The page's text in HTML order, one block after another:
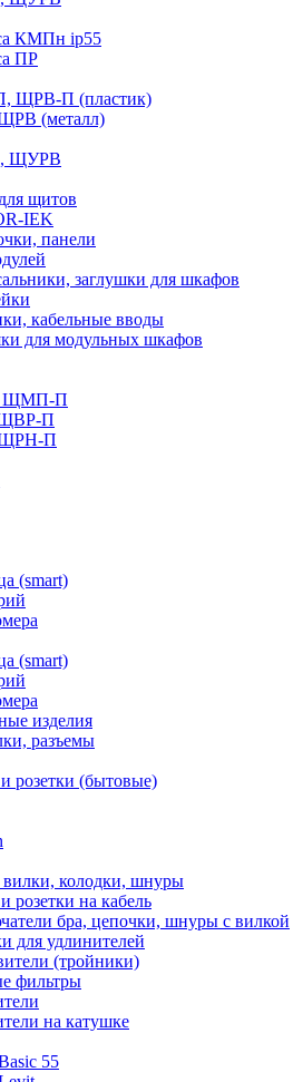
КМПн ip55
ПР
ЩРВ-П (пластик)
(металл)
ЩУРВ
щитов
IEK
панели
заглушки для шкафов
кабельные вводы
для модульных шкафов
П
П
П
(smart)
(smart)
изделия
разъемы
розетки (бытовые)
вилки, колодки, шнуры
розетки на кабель
бра, цепочки, шнуры с вилкой
для удлинителей
(тройники)
фильтры
на катушке
55